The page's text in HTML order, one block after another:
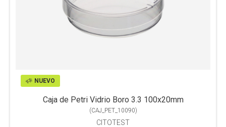
NUEVO
Caja de Petri Vidrio Boro 3.3 100x20mm
(CAJ_PET_10090)
CITOTEST